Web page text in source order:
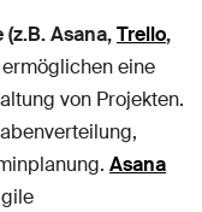
Asana,Trello,
eine
von Projekten.
Asana